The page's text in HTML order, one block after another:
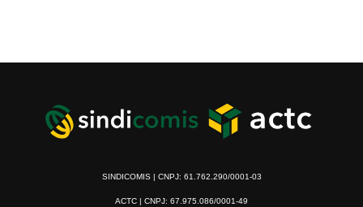
SINDICOMIS | CNPJ: 61.762.290/0001-03
ACTC | CNPJ: 67.975.086/0001-49